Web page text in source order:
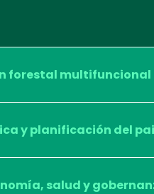
forestal multifuncional
y planificación del
salud y